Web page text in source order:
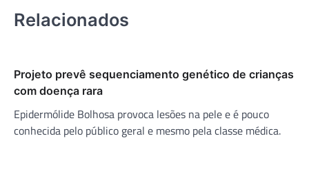
Relacionados
Projeto prevê sequenciamento genético de crianças
com doença rara
Epidermólide Bolhosa provoca lesões na pele e é pouco
conhecida pelo público geral e mesmo pela classe médica.